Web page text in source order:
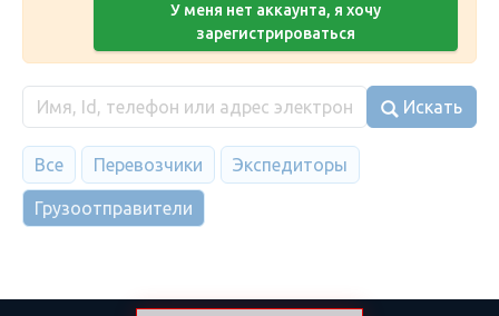
У меня нет аккаунта, я хочу
зарегистрироваться
Искать
Все Перевозчики Экспедиторы
Грузоотправители